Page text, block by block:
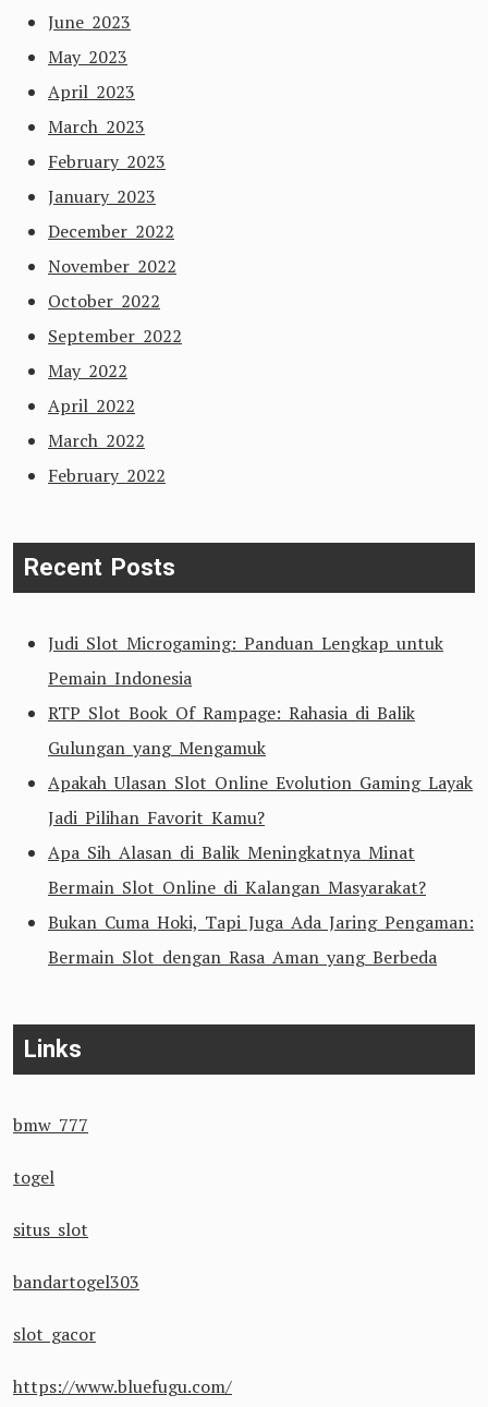
June 2023
May 2023
April 2023
March 2023
February 2023
January 2023
December 2022
November 2022
October 2022
September 2022
May 2022
April 2022
March 2022
February 2022
Recent Posts
Judi Slot Microgaming: Panduan Lengkap untuk
Pemain Indonesia
RTP Slot Book Of Rampage: Rahasia di Balik
Gulungan yang Mengamuk
Apakah Ulasan Slot Online Evolution Gaming Layak
Jadi Pilihan Favorit Kamu?
Apa Sih Alasan di Balik Meningkatnya Minat
Bermain Slot Online di Kalangan Masyarakat?
Bukan Cuma Hoki, Tapi Juga Ada Jaring Pengaman:
Bermain Slot dengan Rasa Aman yang Berbeda
Links
bmw 777
togel
situs slot
bandartogel303
slot gacor
https://www.bluefugu.com/